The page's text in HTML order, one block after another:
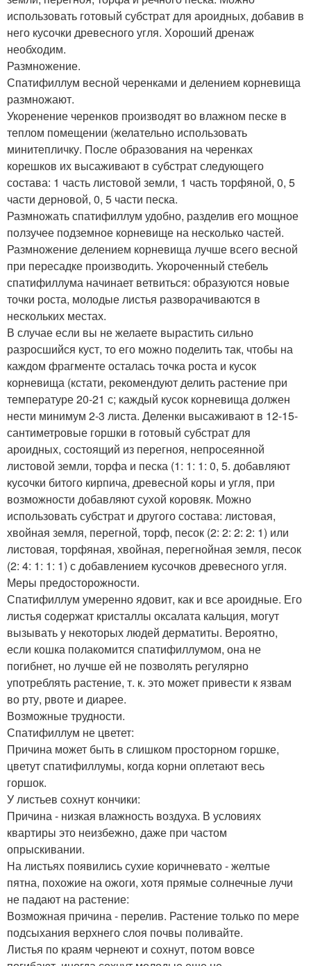
использовать готовый субстрат для ароидных, добавив в
него кусочки древесного угля. Хороший дренаж
необходим.
Размножение.
Спатифиллум весной черенками и делением корневища
размножают.
Укоренение черенков производят во влажном песке в
теплом помещении (желательно использовать
минитепличку. После образования на черенках
корешков их высаживают в субстрат следующего
состава: 1 часть листовой земли, 1 часть торфяной, 0, 5
части дерновой, 0, 5 части песка.
Размножать спатифиллум удобно, разделив его мощное
ползучее подземное корневище на несколько частей.
Размножение делением корневища лучше всего весной
при пересадке производить. Укороченный стебель
спатифиллума начинает ветвиться: образуются новые
точки роста, молодые листья разворачиваются в
нескольких местах.
В случае если вы не желаете вырастить сильно
разросшийся куст, то его можно поделить так, чтобы на
каждом фрагменте осталась точка роста и кусок
корневища (кстати, рекомендуют делить растение при
температуре 20-21 с; каждый кусок корневища должен
нести минимум 2-3 листа. Деленки высаживают в 12-15-
сантиметровые горшки в готовый субстрат для
ароидных, состоящий из перегноя, непросеянной
листовой земли, торфа и песка (1: 1: 1: 0, 5. добавляют
кусочки битого кирпича, древесной коры и угля, при
возможности добавляют сухой коровяк. Можно
использовать субстрат и другого состава: листовая,
хвойная земля, перегной, торф, песок (2: 2: 2: 2: 1) или
листовая, торфяная, хвойная, перегнойная земля, песок
(2: 4: 1: 1: 1) с добавлением кусочков древесного угля.
Меры предосторожности.
Спатифиллум умеренно ядовит, как и все ароидные. Его
листья содержат кристаллы оксалата кальция, могут
вызывать у некоторых людей дерматиты. Вероятно,
если кошка полакомится спатифиллумом, она не
погибнет, но лучше ей не позволять регулярно
употреблять растение, т. к. это может привести к язвам
во рту, рвоте и диарее.
Возможные трудности.
Спатифиллум не цветет:
Причина может быть в слишком просторном горшке,
цветут спатифиллумы, когда корни оплетают весь
горшок.
У листьев сохнут кончики:
Причина - низкая влажность воздуха. В условиях
квартиры это неизбежно, даже при частом
опрыскивании.
На листьях появились сухие коричневато - желтые
пятна, похожие на ожоги, хотя прямые солнечные лучи
не падают на растение:
Возможная причина - перелив. Растение только по мере
подсыхания верхнего слоя почвы поливайте.
Листья по краям чернеют и сохнут, потом вовсе